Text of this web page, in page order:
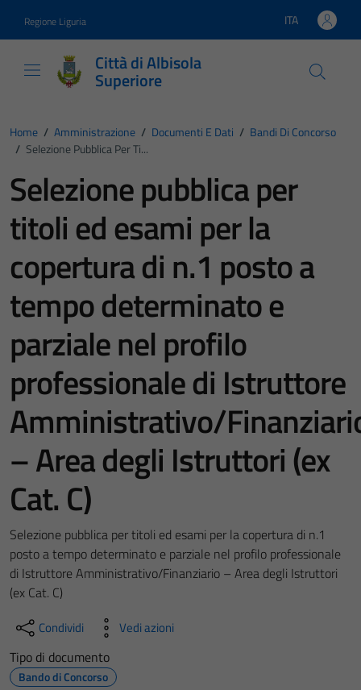
Regione Liguria Lingua attiva:
ITA
Città di Albisola
Superiore
Home / Amministrazione / Documenti E Dati / Bandi Di Concorso
/ Selezione Pubblica Per Ti...
Selezione pubblica per
titoli ed esami per la
copertura di n.1 posto a
tempo determinato e
parziale nel profilo
professionale di Istruttore
Amministrativo/
– Area degli Istruttori (ex
Cat. C)
Selezione pubblica per titoli ed esami per la copertura di n.1
posto a tempo determinato e parziale nel profilo professionale
di Istruttore Amministrativo/Finanziario – Area degli Istruttori
(ex Cat. C)
Condividi Vedi azioni
Tipo di documento
Bando di Concorso